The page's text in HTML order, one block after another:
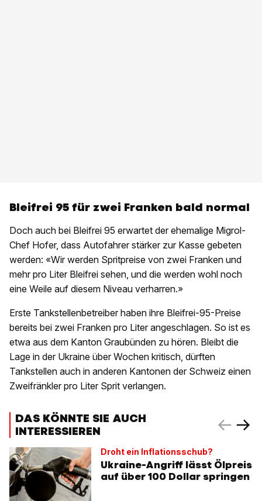
Bleifrei 95 für zwei Franken bald normal
Doch auch bei Bleifrei 95 erwartet der ehemalige Migrol-
Chef Hofer, dass Autofahrer stärker zur Kasse gebeten
werden: «Wir werden Spritpreise von zwei Franken und
mehr pro Liter Bleifrei sehen, und die werden wohl noch
eine Weile auf diesem Niveau verharren.»
Erste Tankstellenbetreiber haben ihre Bleifrei-95-Preise
bereits bei zwei Franken pro Liter angeschlagen. So ist es
etwa aus dem Kanton Graubünden zu hören. Bleibt die
Lage in der Ukraine über Wochen kritisch, dürften
Tankstellen auch in anderen Kantonen der Schweiz einen
Zweifränkler pro Liter Sprit verlangen.
DAS KÖNNTE SIE AUCH
INTERESSIEREN
Droht ein Inflationsschub?
Ukraine-Angriff lässt Ölpreis
auf über 100 Dollar springen